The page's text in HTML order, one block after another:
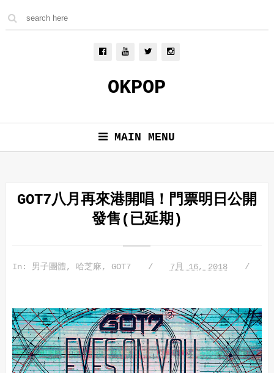
OKPOP
MAIN MENU
GOT7八月再來港開唱！門票明日公開
發售(已延期)
In: 男子團體, 哈芝麻, GOT7 7月 16, 2018